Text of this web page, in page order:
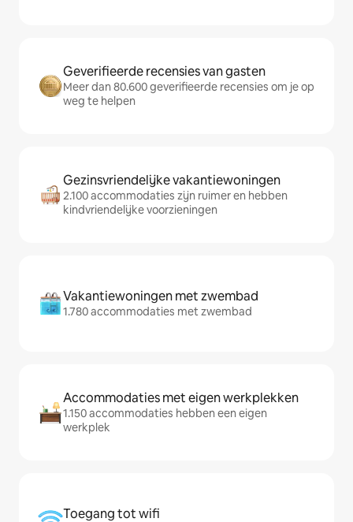
Geverifieerde recensies van gasten
Meer dan 80.600 geverifieerde recensies om je op
weg te helpen
Gezinsvriendelijke vakantiewoningen
2.100 accommodaties zijn ruimer en hebben
kindvriendelijke voorzieningen
Vakantiewoningen met zwembad
1.780 accommodaties met zwembad
Accommodaties met eigen werkplekken
1.150 accommodaties hebben een eigen
werkplek
Toegang tot wifi